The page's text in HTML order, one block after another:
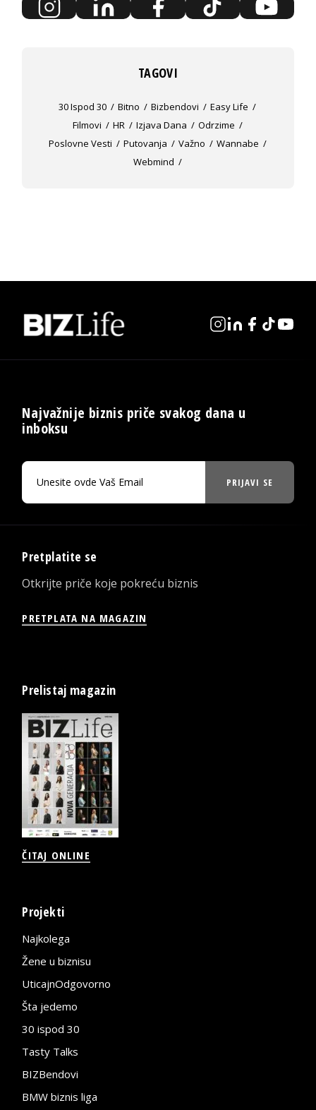
TAGOVI
30 Ispod 30 Bitno Bizbendovi
Easy Life
Filmovi
HR Izjava Dana
Odrzime
Poslovne Vesti
Putovanja Važno
Wannabe
Webmind
Najvažnije biznis priče svakog dana u
inboksu
PRIJAVI SE
Pretplatite se
Otkrijte priče koje pokreću biznis
PRETPLATA NA MAGAZIN
Prelistaj magazin
ČITAJ ONLINE
Projekti
Najkolega
Žene u biznisu
UticajnOdgovorno
Šta jedemo
30 ispod 30
Tasty Talks
BIZBendovi
BMW biznis liga